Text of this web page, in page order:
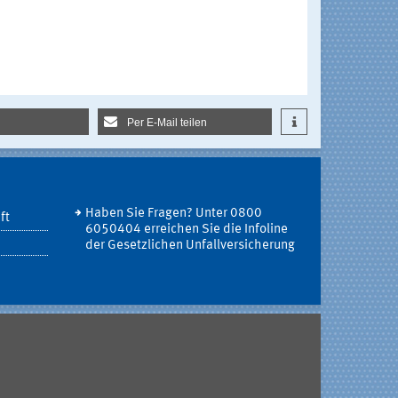
Per E-Mail teilen
Haben Sie Fragen? Unter 0800
6050404 erreichen Sie die Infoline
der Gesetzlichen Unfallversicherung